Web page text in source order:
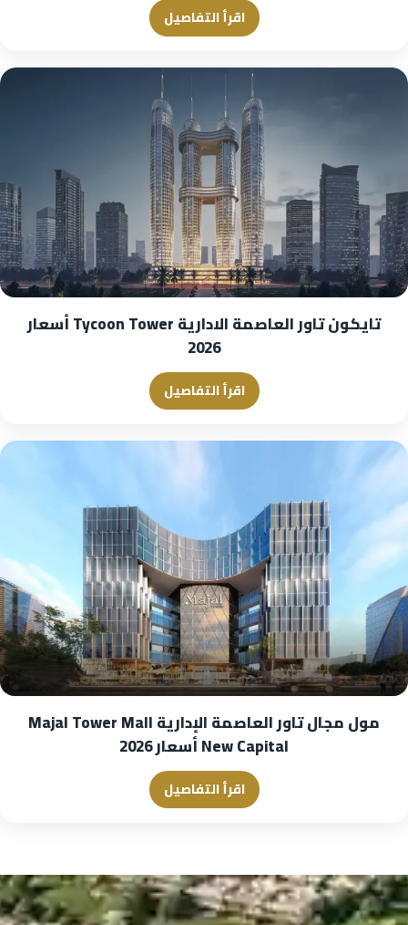
اقرأ التفاصيل
تايكون تاور العاصمة الادارية Tycoon Tower أسعار
2026
اقرأ التفاصيل
مول مجال تاور العاصمة الإدارية Majal Tower Mall
New Capital أسعار 2026
اقرأ التفاصيل